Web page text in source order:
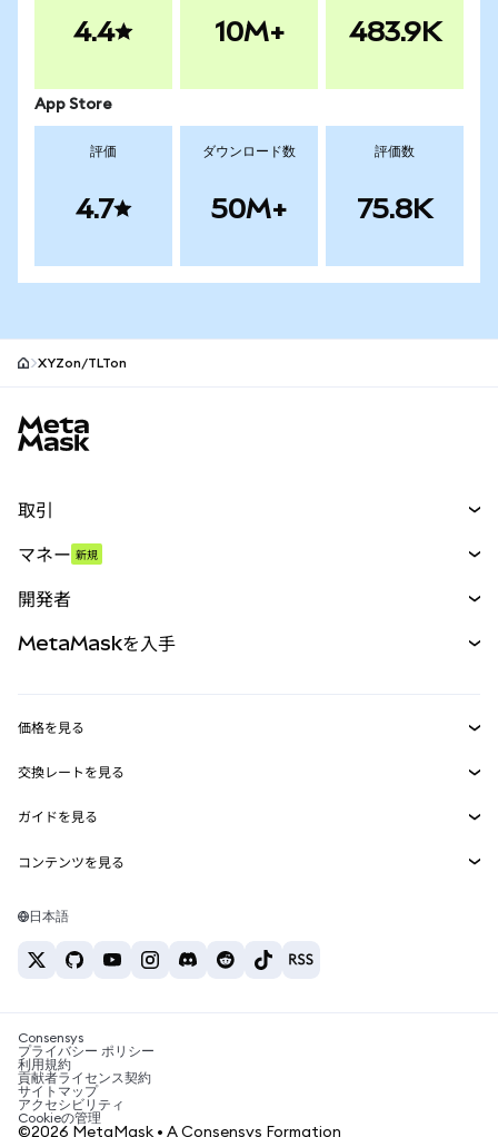
4.4 10M+ 483.9K
App Store
評価
4.7
ダウンロード数
50M+
評価数
75.8K
XYZon/TLTon
取引
パーペチュアル
RWA
マネー 新規
開発者
MetaMask Connect
Snaps
Web3サービス
MetaMaskを入手
セキュリティ
サポート
キャリア
お問い合わせ
価格を見る
イーサリアムの価格
Solanaの価格
Tetherの価格
交換レートを見る
ETH→USD
USDT→INR
BTC→INR
ETH→USDT
ガイドを見る
ETHの購入
USDTの購入
SHIBの購入
BNBの購入
コンテンツを見る
Solanaウォレット
税制関連ニュース
暗号資産の購入方法は？
ビットコインを売るには？
日本語
Consensys
プライバシー ポリシー
利用規約
貢献者ライセンス契約
サイトマップ
アクセシビリティ
Cookieの管理
©2026 MetaMask • A Consensys Formation